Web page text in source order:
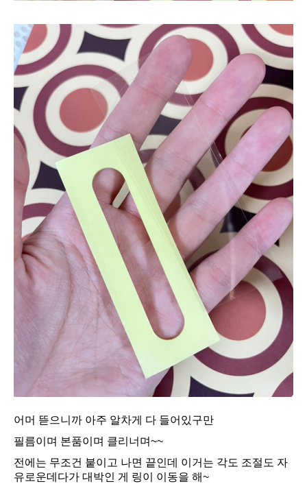
어머 뜯으니까 아주 알차게 다 들어있구만
필름이며 본품이며 클리너며~~
전에는 무조건 붙이고 나면 끝인데 이거는 각도 조절도 자
유로운데다가 대박인 게 링이 이동을 해~